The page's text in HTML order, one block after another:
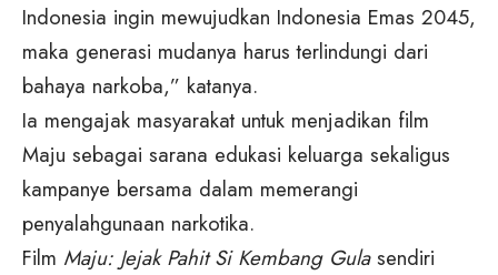
Indonesia ingin mewujudkan Indonesia Emas 2045,
maka generasi mudanya harus terlindungi dari
bahaya narkoba,” katanya.
Ia mengajak masyarakat untuk menjadikan film
Maju sebagai sarana edukasi keluarga sekaligus
kampanye bersama dalam memerangi
penyalahgunaan narkotika.
Film Maju: Jejak Pahit Si Kembang Gulasendiri